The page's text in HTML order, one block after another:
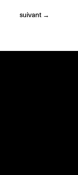
suivant →